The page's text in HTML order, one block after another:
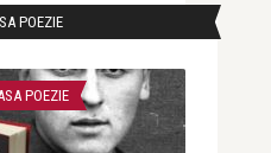
POEZIE
POEZIE